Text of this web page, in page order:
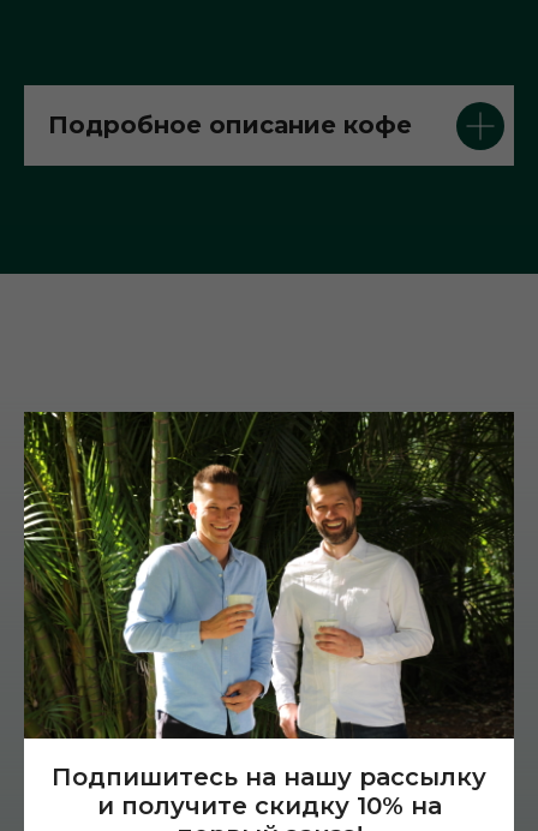
Подпишитесь на нашу рассылку
и получите скидку 10% на
Подробное описание кофе
Cпособы
приготовления
(нажмите на иконку)